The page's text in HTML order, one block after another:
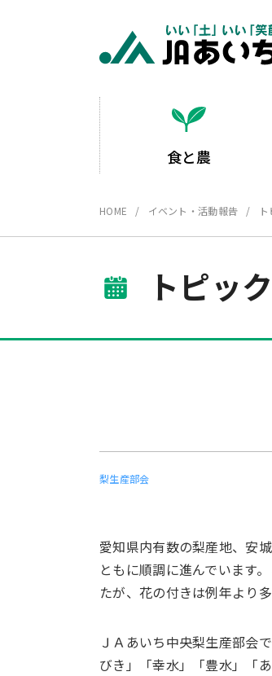
食と農
HOME イベント・活動報告
トピッ
梨生産部会
愛知県内有数の梨産地、安
ともに順調に進んでいます
たが、花の付きは例年より多
ＪＡあいち中央梨生産部会
びき」「幸水」「豊水」「